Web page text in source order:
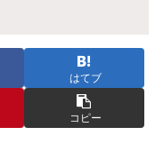
はてブ
コピー